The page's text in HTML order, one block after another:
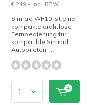
€ 249,- Incl. BTW
Simrad WR10 ist eine
kompakte drahtlose
Fernbedienung für
kompatible Simrad
Autopiloten. ...